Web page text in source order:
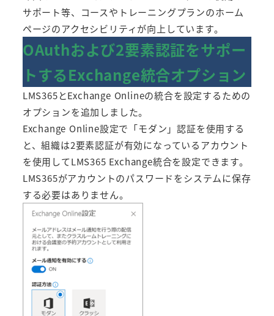
サポート等、コースやトレーニングプランのホーム
ページのアクセシビリティが向上しています。
OAuthおよび2要素認証をサポー
トするExchange統合オプション
LMS365とExchange Onlineの統合を設定するための
オプションを追加しました。
Exchange Online設定で「モダン」認証を使用する
と、組織は2要素認証が有効になっているアカウント
を使用してLMS365 Exchange統合を設定できます。
LMS365がアカウントのパスワードをシステムに保存
する必要はありません。